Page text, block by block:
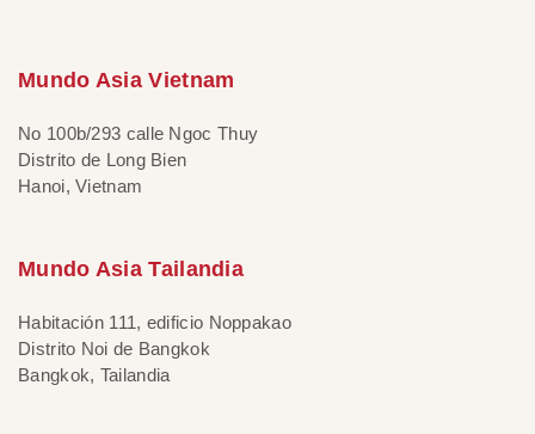
Mundo Asia Vietnam
No 100b/293 calle Ngoc Thuy
Distrito de Long Bien
Hanoi, Vietnam
Mundo Asia Tailandia
Habitación 111, edificio Noppakao
Distrito Noi de Bangkok
Bangkok, Tailandia